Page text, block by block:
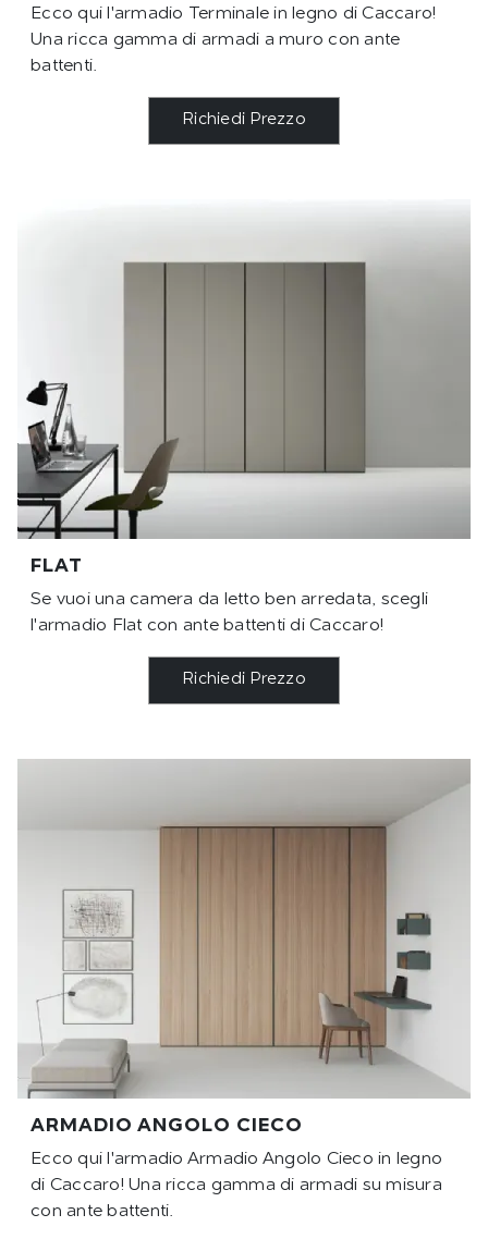
Ecco qui l'armadio Terminale in legno di Caccaro!
Una ricca gamma di armadi a muro con ante
battenti.
Richiedi Prezzo
FLAT
Se vuoi una camera da letto ben arredata, scegli
l'armadio Flat con ante battenti di Caccaro!
Richiedi Prezzo
ARMADIO ANGOLO CIECO
Ecco qui l'armadio Armadio Angolo Cieco in legno
di Caccaro! Una ricca gamma di armadi su misura
con ante battenti.